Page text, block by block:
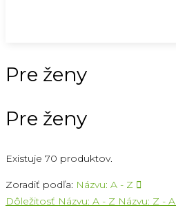
Pre ženy
Pre ženy
Existuje 70 produktov.
Zoradiť podľa: Názvu: A - Z 
Dôležitosť Názvu: A - Z Názvu: Z - A